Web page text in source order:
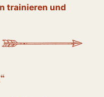
trainieren und